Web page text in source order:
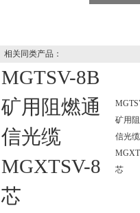
相关同类产品：
MGTSV-8B
矿用阻燃通
信光缆
MGXTSV-8
芯
矿用
信光缆
芯